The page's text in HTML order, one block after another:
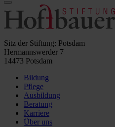
Sitz der Stiftung: Potsdam
Hermannswerder 7
14473 Potsdam
Bildung
Pflege
Ausbildung
Beratung
Karriere
Über uns